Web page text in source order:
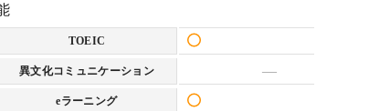
TOEIC
異文化コミュニケーション —
eラーニング